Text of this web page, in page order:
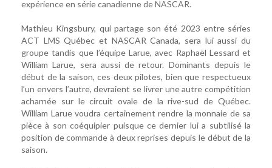
expérience en série canadienne de NASCAR.
Mathieu Kingsbury, qui partage son été 2023 entre séries
ACT LMS Québec et NASCAR Canada, sera lui aussi du
groupe tandis que l’équipe Larue, avec Raphaël Lessard et
William Larue, sera aussi de retour. Dominants depuis le
début de la saison, ces deux pilotes, bien que respectueux
l’un envers l’autre, devraient se livrer une autre compétition
acharnée sur le circuit ovale de la rive-sud de Québec.
William Larue voudra certainement rendre la monnaie de sa
pièce à son coéquipier puisque ce dernier lui a subtilisé la
position de commande à deux reprises depuis le début de la
saison.